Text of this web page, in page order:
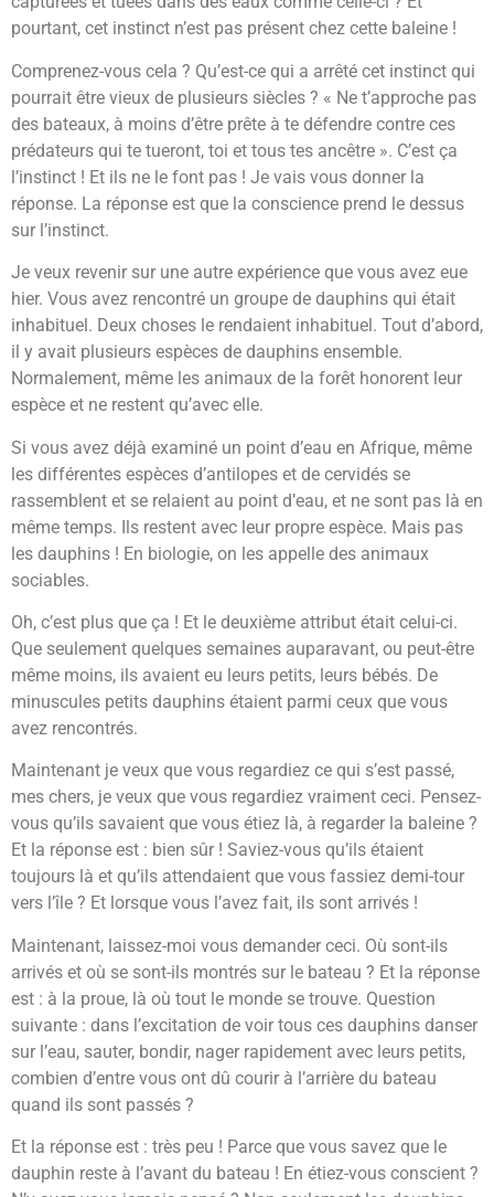
pourtant, cet instinct n’est pas présent chez cette baleine !
Comprenez-vous cela ? Qu’est-ce qui a arrêté cet instinct qui
pourrait être vieux de plusieurs siècles ? « Ne t’approche pas
des bateaux, à moins d’être prête à te défendre contre ces
prédateurs qui te tueront, toi et tous tes ancêtre ». C’est ça
l’instinct ! Et ils ne le font pas ! Je vais vous donner la
réponse. La réponse est que la conscience prend le dessus
sur l’instinct.
Je veux revenir sur une autre expérience que vous avez eue
hier. Vous avez rencontré un groupe de dauphins qui était
inhabituel. Deux choses le rendaient inhabituel. Tout d’abord,
il y avait plusieurs espèces de dauphins ensemble.
Normalement, même les animaux de la forêt honorent leur
espèce et ne restent qu’avec elle.
Si vous avez déjà examiné un point d’eau en Afrique, même
les différentes espèces d’antilopes et de cervidés se
rassemblent et se relaient au point d’eau, et ne sont pas là en
même temps. Ils restent avec leur propre espèce. Mais pas
les dauphins ! En biologie, on les appelle des animaux
sociables.
Oh, c’est plus que ça ! Et le deuxième attribut était celui-ci.
Que seulement quelques semaines auparavant, ou peut-être
même moins, ils avaient eu leurs petits, leurs bébés. De
minuscules petits dauphins étaient parmi ceux que vous
avez rencontrés.
Maintenant je veux que vous regardiez ce qui s’est passé,
mes chers, je veux que vous regardiez vraiment ceci. Pensez-
vous qu’ils savaient que vous étiez là, à regarder la baleine ?
Et la réponse est : bien sûr ! Saviez-vous qu’ils étaient
toujours là et qu’ils attendaient que vous fassiez demi-tour
vers l’île ? Et lorsque vous l’avez fait, ils sont arrivés !
Maintenant, laissez-moi vous demander ceci. Où sont-ils
arrivés et où se sont-ils montrés sur le bateau ? Et la réponse
est : à la proue, là où tout le monde se trouve. Question
suivante : dans l’excitation de voir tous ces dauphins danser
sur l’eau, sauter, bondir, nager rapidement avec leurs petits,
combien d’entre vous ont dû courir à l’arrière du bateau
quand ils sont passés ?
Et la réponse est : très peu ! Parce que vous savez que le
dauphin reste à l’avant du bateau ! En étiez-vous conscient ?